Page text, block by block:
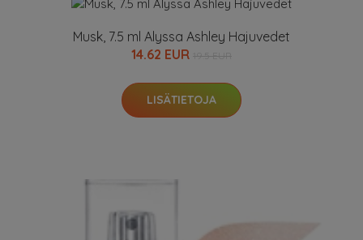
Musk, 7.5 ml Alyssa Ashley Hajuvedet
14.62 EUR
LISÄTIETOJA